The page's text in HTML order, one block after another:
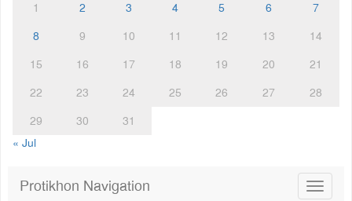
1 2 3 4 5 6
7
8
9 10 11 12 13
14
15
16 17 18 19 20
21
22
23 24 25 26 27
28
29
30
31
« Jul
Toggle
Protikhon Navigation